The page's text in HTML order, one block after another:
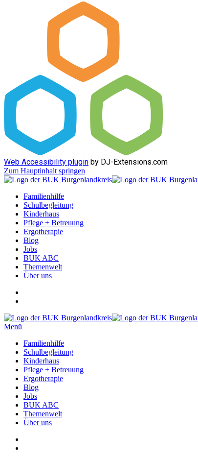
Web Accessibility plugin by DJ-Extensions.com
Zum Hauptinhalt springen
Familienhilfe
Schulbegleitung
Kinderhaus
Pflege + Betreuung
Ergotherapie
Blog
Jobs
BUK ABC
Themenwelt
Über uns
Menü
Familienhilfe
Schulbegleitung
Kinderhaus
Pflege + Betreuung
Ergotherapie
Blog
Jobs
BUK ABC
Themenwelt
Über uns